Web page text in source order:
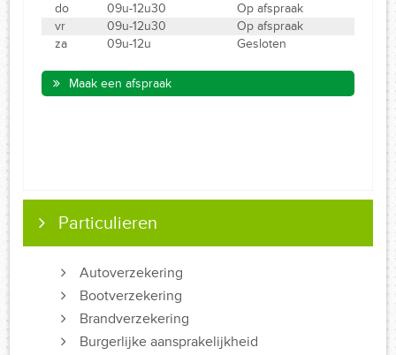
do
09u-12u30
Op afspraak
vr
09u-12u30
Op afspraak
za
09u-12u Gesloten
Maak een afspraak
Particulieren
Autoverzekering
Bootverzekering
Brandverzekering
Burgerlijke aansprakelijkheid